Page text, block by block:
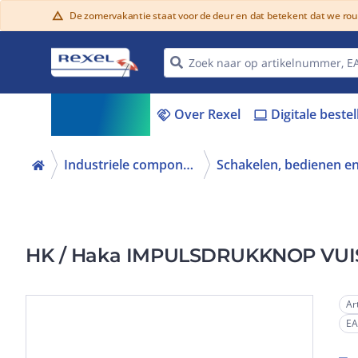
warning De zomervakantie staat voor de deur en dat betekent dat we
handshake Over Rexel laptop Digitale
Industriele componenten
HK / Haka IMPULSDRUKKNOP